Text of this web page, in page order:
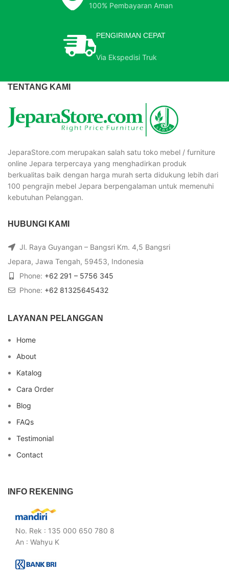
100% Pembayaran Aman
PENGIRIMAN CEPAT
Via Ekspedisi Truk
TENTANG KAMI
JeparaStore.com merupakan salah satu toko mebel / furniture
online Jepara terpercaya yang menghadirkan produk
berkualitas baik dengan harga murah serta didukung lebih dari
100 pengrajin mebel Jepara berpengalaman untuk memenuhi
kebutuhan Pelanggan.
HUBUNGI KAMI
Jl. Raya Guyangan – Bangsri Km. 4,5 Bangsri
Jepara, Jawa Tengah, 59453, Indonesia
Phone: +62 291 – 5756 345
Phone: +62 81325645432
LAYANAN PELANGGAN
Home
About
Katalog
Cara Order
Blog
FAQs
Testimonial
Contact
INFO REKENING
No. Rek : 135 000 650 780 8
An : Wahyu K